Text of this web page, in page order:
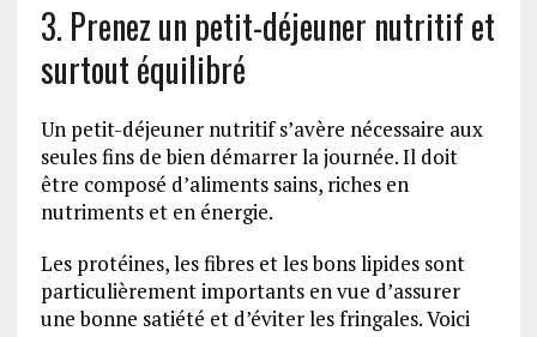
3. Prenez un petit-déjeuner nutritif et
surtout équilibré
Un petit-déjeuner nutritif s’avère nécessaire aux
seules fins de bien démarrer la journée. Il doit
être composé d’aliments sains, riches en
nutriments et en énergie.
Les protéines, les fibres et les bons lipides sont
particulièrement importants en vue d’assurer
une bonne satiété et d’éviter les fringales. Voici